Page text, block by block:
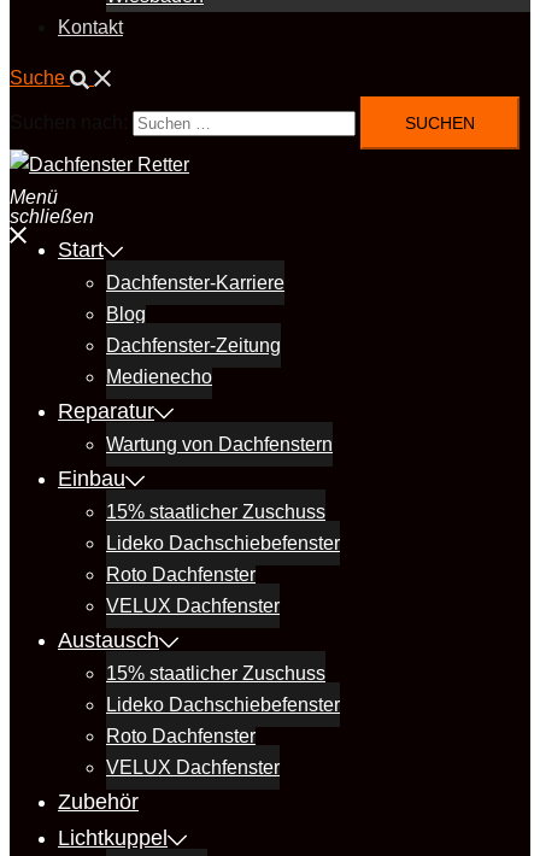
Kontakt
Suche
Menü
schließen
Start
Dachfenster-Karriere
Blog
Dachfenster-Zeitung
Medienecho
Reparatur
Wartung von Dachfenstern
Einbau
15% staatlicher Zuschuss
Lideko Dachschiebefenster
Roto Dachfenster
VELUX Dachfenster
Austausch
15% staatlicher Zuschuss
Lideko Dachschiebefenster
Roto Dachfenster
VELUX Dachfenster
Zubehör
Lichtkuppel